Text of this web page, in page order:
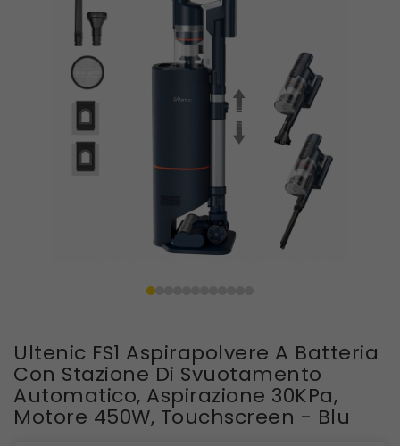
Ultenic FS1 Aspirapolvere A Batteria
Con Stazione Di Svuotamento
Automatico, Aspirazione 30KPa,
Motore 450W, Touchscreen - Blu